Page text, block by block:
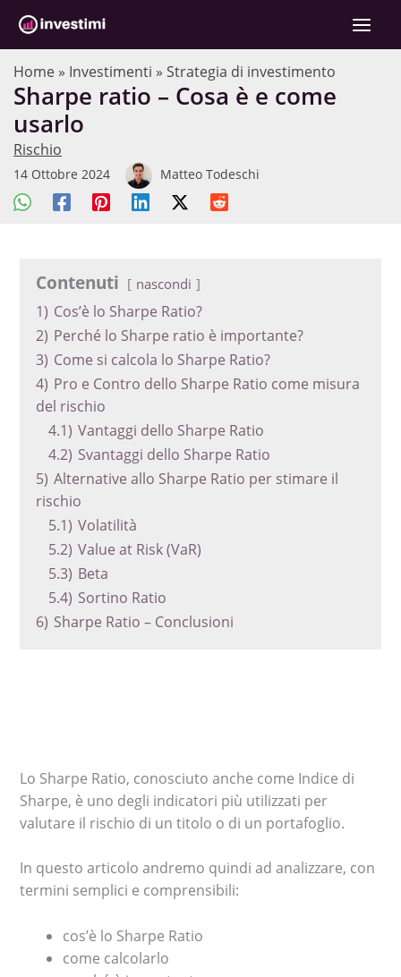
contenuto
Home » Investimenti » Strategia di investimento
Sharpe ratio – Cosa è e come
usarlo
Rischio
14 Ottobre 2024 Matteo Todeschi
Contenuti nascondi
1) Cos’è lo Sharpe Ratio?
2) Perché lo Sharpe ratio è importante?
3) Come si calcola lo Sharpe Ratio?
4) Pro e Contro dello Sharpe Ratio come misura
del rischio
4.1) Vantaggi dello Sharpe Ratio
4.2) Svantaggi dello Sharpe Ratio
5) Alternative allo Sharpe Ratio per stimare il
rischio
5.1) Volatilità
5.2) Value at Risk (VaR)
5.3) Beta
5.4) Sortino Ratio
6) Sharpe Ratio – Conclusioni
Lo Sharpe Ratio, conosciuto anche come Indice di
Sharpe, è uno degli indicatori più utilizzati per
valutare il rischio di un titolo o di un portafoglio.
In questo articolo andremo quindi ad analizzare, con
termini semplici e comprensibili:
cos’è lo Sharpe Ratio
come calcolarlo
C
r
c
a